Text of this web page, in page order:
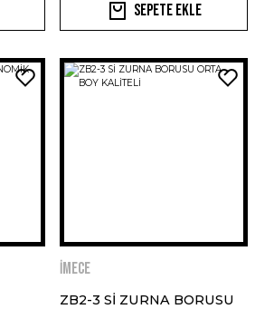
Sepete Ekle
İMECE
ZB2-3 Sİ ZURNA BORUSU